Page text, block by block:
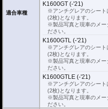
適合車種
K1600GT (-'21)
※アンチグレアのシート
(2枚)となります。
※製品写真と現車のメー
ださい。
K1600GTL (-'21)
※アンチグレアのシート
(2枚)となります。
※製品写真と現車のメー
ださい。
K1600GTLE (-'21)
※アンチグレアのシート
(2枚)となります。
※製品写真と現車のメー
ださい。